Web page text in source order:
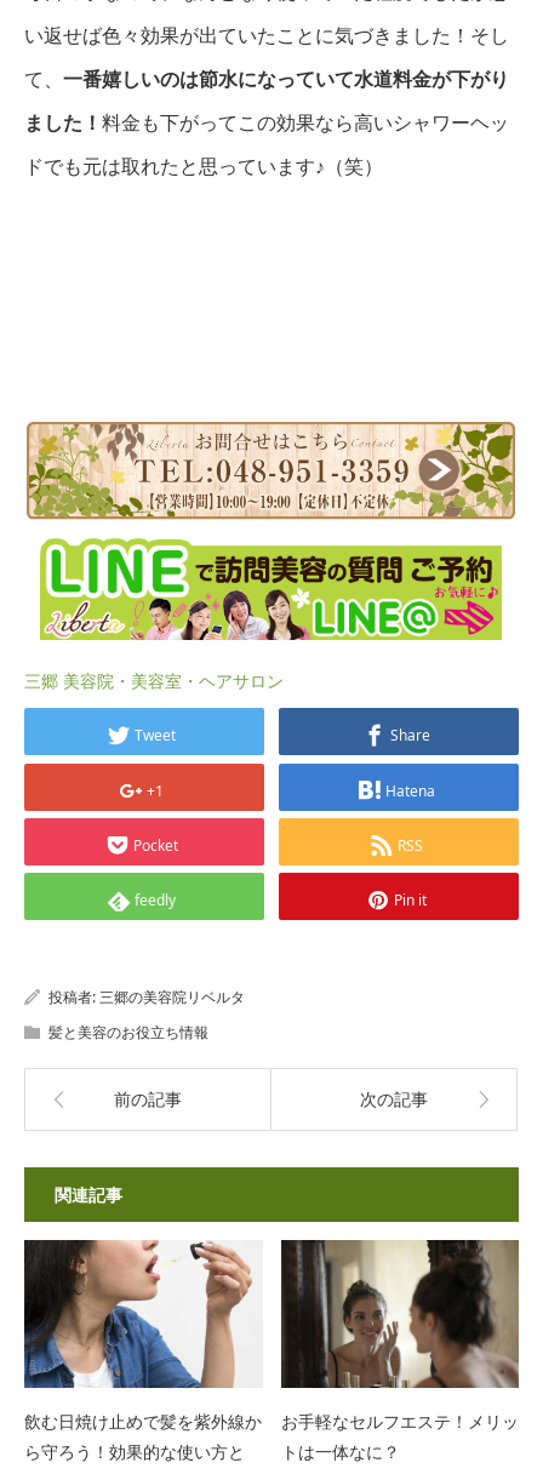
い返せば色々効果が出ていたことに気づきました！そし
て、 一番嬉しいのは節水になっていて水道料金が下がり
ました！ 料金も下がってこの効果なら高いシャワーヘッ
ドでも元は取れたと思っています♪（笑）
三郷 美容院・美容室・ヘアサロン
Tweet Share
+1 Hatena
Pocket RSS
feedly Pin it
投稿者:三郷の美容院リベルタ
髪と美容のお役立ち情報
前の記事 次の記事
関連記事
飲む日焼け止めで髪を紫外線か
ら守ろう！効果的な使い方と
お手軽なセルフエステ！メリッ
トは一体なに？